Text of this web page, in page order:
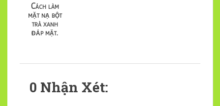
Cách làm
mặt nạ bột
trà xanh
đắp mặt.
0 Nhận Xét: